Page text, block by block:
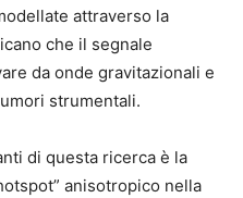
attraverso la
che il segnale
da onde gravitazionali e
strumentali.
di questa ricerca è la
anisotropico nella